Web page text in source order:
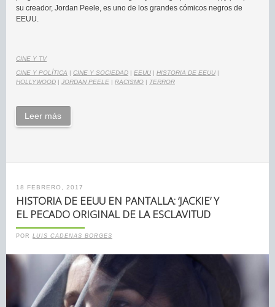
su creador, Jordan Peele, es uno de los grandes cómicos negros de
EEUU.
CINE Y TV
CINE Y POLÍTICA | CINE Y SOCIEDAD | EEUU | HISTORIA DE EEUU |
HOLLYWOOD | JORDAN PEELE | RACISMO | TERROR
Leer más
18 FEBRERO, 2017
HISTORIA DE EEUU EN PANTALLA: ‘JACKIE’ Y
EL PECADO ORIGINAL DE LA ESCLAVITUD
POR LUIS CADENAS BORGES